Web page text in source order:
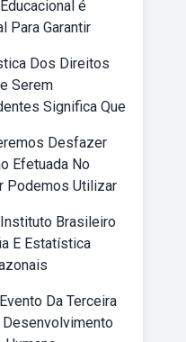
é
Para Garantir
Dos Direitos
Serem
Significa Que
Desfazer
Efetuada No
Podemos Utilizar
Brasileiro
E Estatística
Da Terceira
Desenvolvimento